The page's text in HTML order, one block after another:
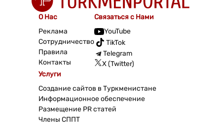
О Нас
Реклама
Сотрудничество
Правила
Контакты
Связаться с Нами
YouTube
TikTok
Telegram
X (Twitter)
Услуги
Создание сайтов в Туркменистане
Информационное обеспечение
Размещение PR статей
Члены СППТ